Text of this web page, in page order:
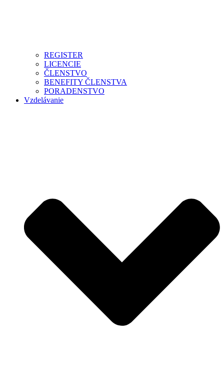
REGISTER
LICENCIE
ČLENSTVO
BENEFITY ČLENSTVA
PORADENSTVO
Vzdelávanie